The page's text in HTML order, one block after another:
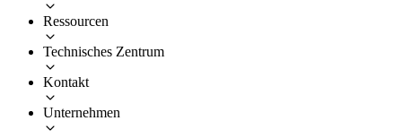
Ressourcen
Technisches Zentrum
Kontakt
Unternehmen